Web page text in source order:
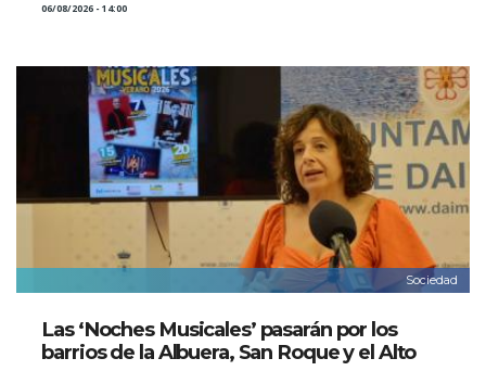
06/08/2026 - 14:00
Sociedad
Las ‘Noches Musicales’ pasarán por los
barrios de la Albuera, San Roque y el Alto